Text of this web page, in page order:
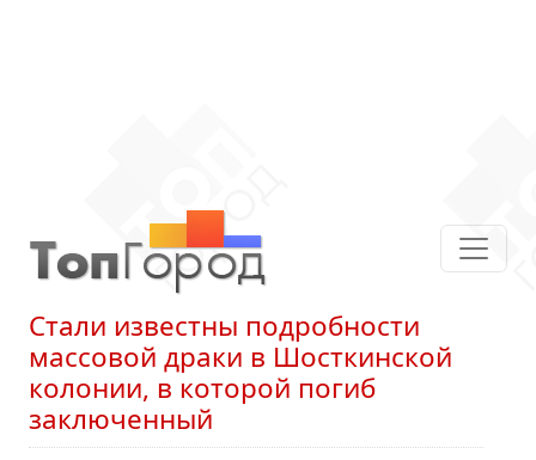
Стали известны подробности
массовой драки в Шосткинской
колонии, в которой погиб
заключенный